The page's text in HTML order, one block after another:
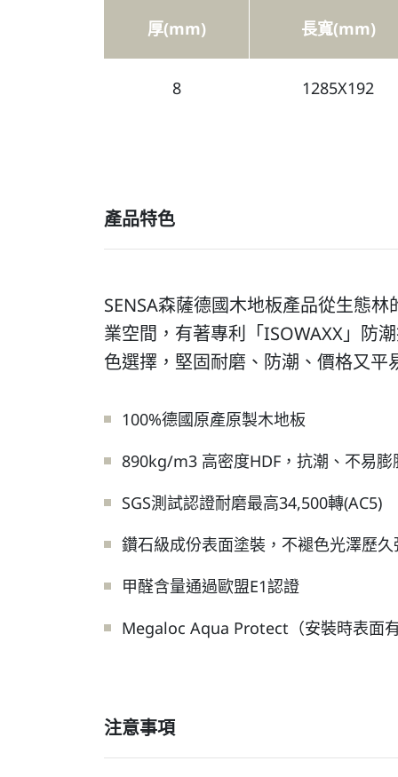
厚(mm) 長寬(mm)
8 1285X192
產品特色
SENSA森薩德國木地板產品從生態
業空間，有著專利「ISOWAXX」防
色選擇，堅固耐磨、防潮、價格又
100%德國原產原製木地板
890kg/m3 高密度HDF，抗潮、不易膨
SGS測試認證耐磨最高34,500轉(AC5)
鑽石級成份表面塗裝，不褪色光澤歷
甲醛含量通過歐盟E1認證
Megaloc Aqua Protect（安裝時表面
注意事項